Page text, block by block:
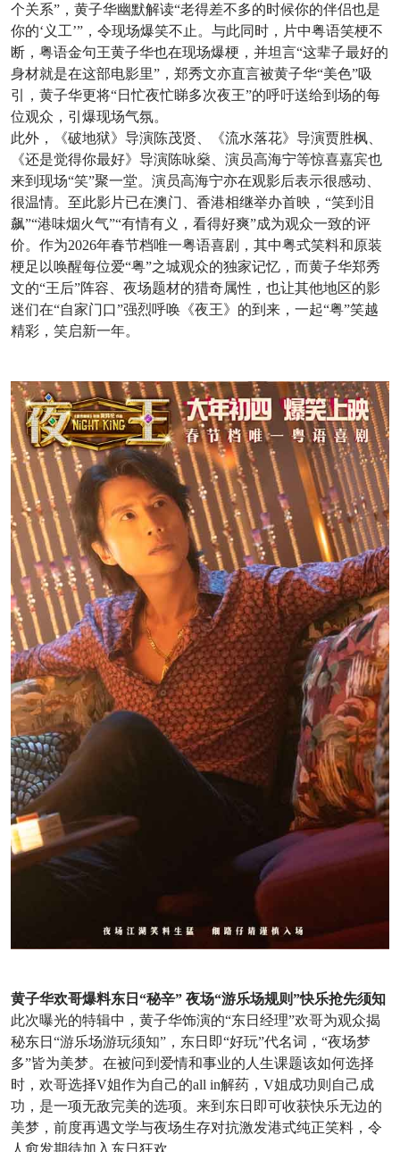
个关系”，黄子华幽默解读“老得差不多的时候你的伴侣也是
你的‘义工’”，令现场爆笑不止。与此同时，片中粤语笑梗不
断，粤语金句王黄子华也在现场爆梗，并坦言“这辈子最好的
身材就是在这部电影里”，郑秀文亦直言被黄子华“美色”吸
引，黄子华更将“日忙夜忙睇多次夜王”的呼吁送给到场的每
位观众，引爆现场气氛。
此外，《破地狱》导演陈茂贤、《流水落花》导演贾胜枫、
《还是觉得你最好》导演陈咏燊、演员高海宁等惊喜嘉宾也
来到现场“笑”聚一堂。演员高海宁亦在观影后表示很感动、
很温情。至此影片已在澳门、香港相继举办首映，“笑到泪
飙”“港味烟火气”“有情有义，看得好爽”成为观众一致的评
价。作为2026年春节档唯一粤语喜剧，其中粤式笑料和原装
梗足以唤醒每位爱“粤”之城观众的独家记忆，而黄子华郑秀
文的“王后”阵容、夜场题材的猎奇属性，也让其他地区的影
迷们在“自家门口”强烈呼唤《夜王》的到来，一起“粤”笑越
精彩，笑启新一年。
黄子华欢哥爆料东日“秘辛” 夜场“游乐场规则”快乐抢先须知
此次曝光的特辑中，黄子华饰演的“东日经理”欢哥为观众揭
秘东日“游乐场游玩须知”，东日即“好玩”代名词，“夜场梦
多”皆为美梦。在被问到爱情和事业的人生课题该如何选择
时，欢哥选择V姐作为自己的all in解药，V姐成功则自己成
功，是一项无敌完美的选项。来到东日即可收获快乐无边的
美梦，前度再遇文学与夜场生存对抗激发港式纯正笑料，令
人愈发期待加入东日狂欢。